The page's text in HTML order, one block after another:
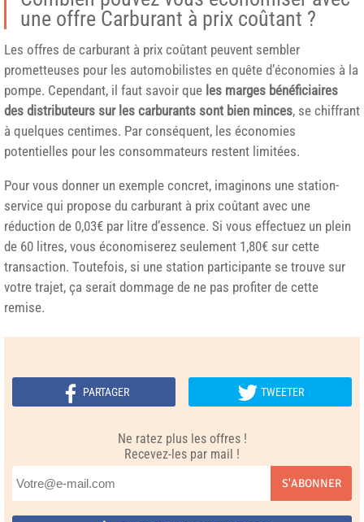
une offre Carburant à prix coûtant ?
Les offres de carburant à prix coûtant peuvent sembler
prometteuses pour les automobilistes en quête d’économies à la
pompe. Cependant, il faut savoir que les marges bénéficiaires
des distributeurs sur les carburants sont bien minces, se chiffrant
à quelques centimes. Par conséquent, les économies
potentielles pour les consommateurs restent limitées.
Pour vous donner un exemple concret, imaginons une station-
service qui propose du carburant à prix coûtant avec une
réduction de 0,03€ par litre d’essence. Si vous effectuez un plein
de 60 litres, vous économiserez seulement 1,80€ sur cette
transaction. Toutefois, si une station participante se trouve sur
votre trajet, ça serait dommage de ne pas profiter de cette
remise.
PARTAGER TWEETER
Ne ratez plus les offres !
Recevez-les par mail !
S'ABONNER